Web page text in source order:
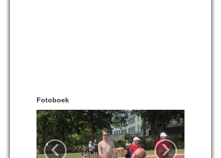
Fotoboek
‹ ›